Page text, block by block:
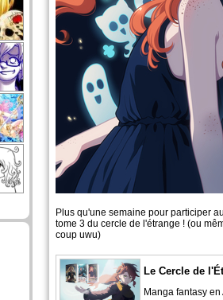
Plus qu'une semaine pour participer
tome 3 du cercle de l'étrange ! (ou
coup uwu)
Le Cercle de
Manga fantasy en